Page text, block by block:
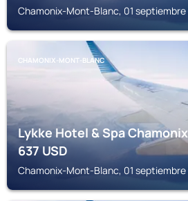
Chamonix-Mont-Blanc, 01
CHAMONIX-MONT-BLANC
Lykke Hotel & Spa
637USD
Chamonix-Mont-Blanc, 01